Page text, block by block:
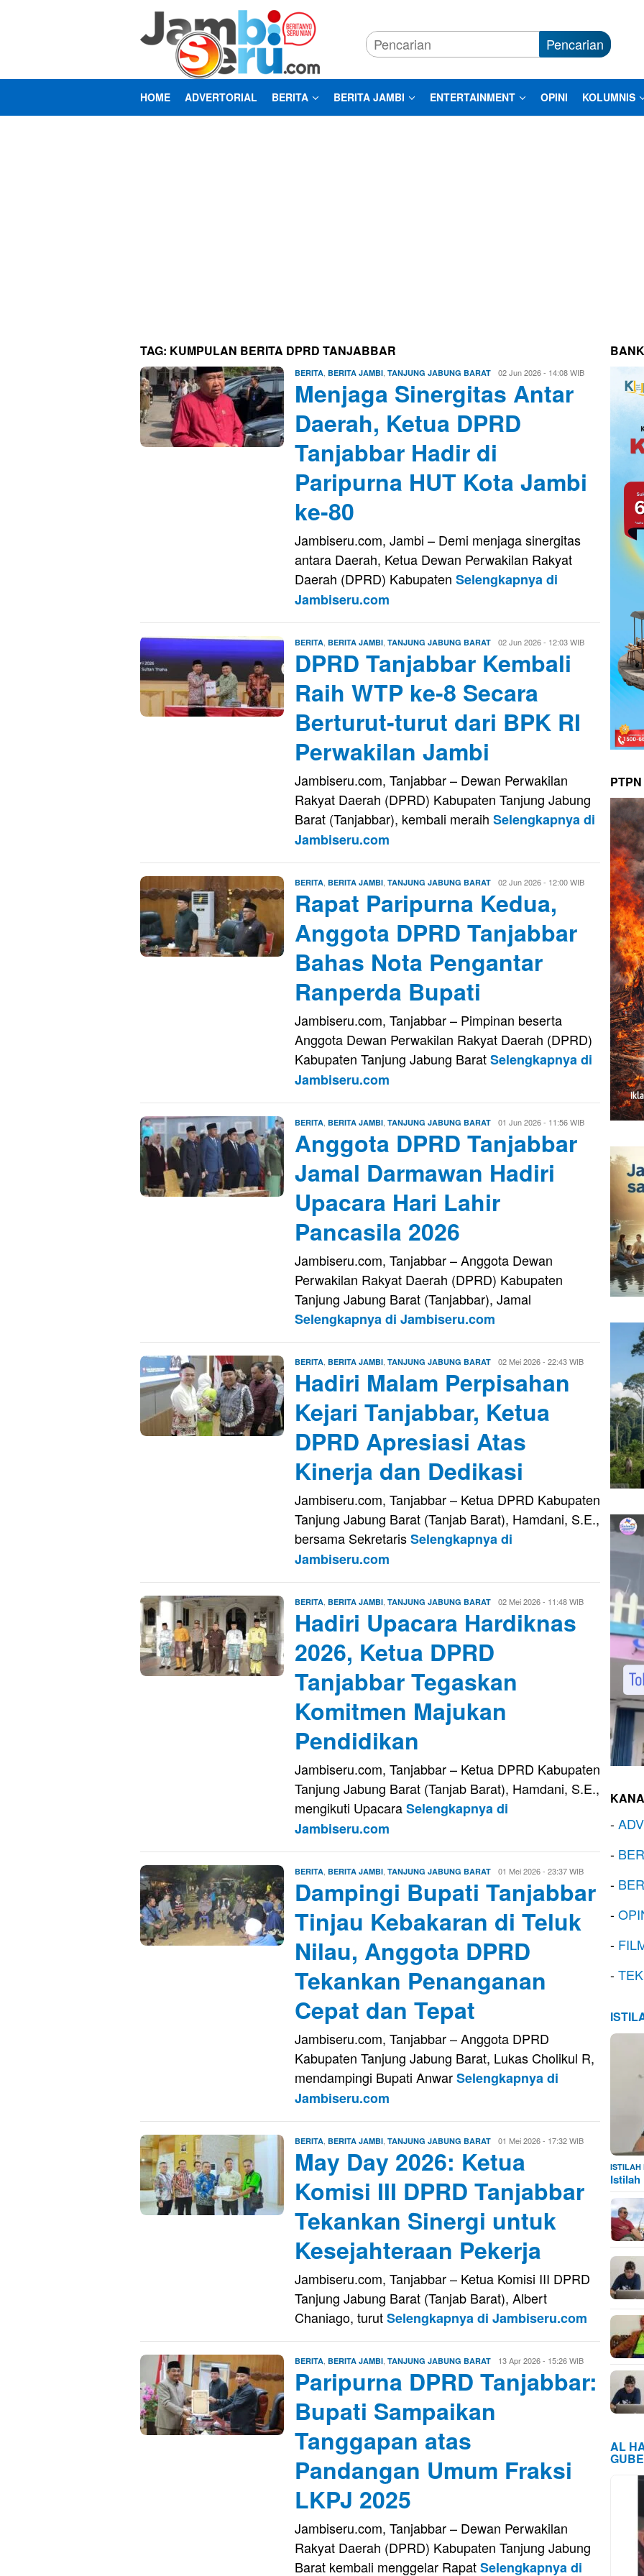
Pencarian
HOME ADVERTORIAL BERITA BERITA JAMBI ENTERTAINMENT OPINI KOLUMNIS
TAG: KUMPULAN BERITA DPRD TANJABBAR
BERITA BERITA JAMBI TANJUNG JABUNG BARAT Firman
02 Jun 2026 - 14:08 WIB
Menjaga Sinergitas Antar
Daerah, Ketua DPRD
Tanjabbar Hadir di
Paripurna HUT Kota Jambi
ke-80
Jambiseru.com, Jambi – Demi menjaga sinergitas
antara Daerah, Ketua Dewan Perwakilan Rakyat
Daerah (DPRD) Kabupaten Selengkapnya di
Jambiseru.com
BERITA BERITA JAMBI TANJUNG JABUNG BARAT Firman
Saputra
02 Jun 2026 - 12:03 WIB
DPRD Tanjabbar Kembali
Raih WTP ke-8 Secara
Berturut-turut dari BPK RI
Perwakilan Jambi
Jambiseru.com, Tanjabbar – Dewan Perwakilan
Rakyat Daerah (DPRD) Kabupaten Tanjung Jabung
Barat (Tanjabbar), kembali meraih Selengkapnya di
Jambiseru.com
BERITA BERITA JAMBI TANJUNG JABUNG BARAT Firman
Saputra
02 Jun 2026 - 12:00 WIB
Rapat Paripurna Kedua,
Anggota DPRD Tanjabbar
Bahas Nota Pengantar
Ranperda Bupati
Jambiseru.com, Tanjabbar – Pimpinan beserta
Anggota Dewan Perwakilan Rakyat Daerah (DPRD)
Kabupaten Tanjung Jabung BaratSelengkapnya di
Jambiseru.com
BERITA BERITA JAMBI TANJUNG JABUNG BARAT Firman
Saputra
01 Jun 2026 - 11:56 WIB
Anggota DPRD Tanjabbar
Jamal Darmawan Hadiri
Upacara Hari Lahir
Pancasila 2026
Jambiseru.com, Tanjabbar – Anggota Dewan
Perwakilan Rakyat Daerah (DPRD) Kabupaten
Tanjung Jabung Barat (Tanjabbar), Jamal
Selengkapnya di Jambiseru.com
BERITA BERITA JAMBI TANJUNG JABUNG BARAT Firman
Saputra
02 Mei 2026 - 22:43 WIB
Hadiri Malam Perpisahan
Kejari Tanjabbar, Ketua
DPRD Apresiasi Atas
Kinerja dan Dedikasi
Jambiseru.com, Tanjabbar – Ketua DPRD Kabupaten
Tanjung Jabung Barat (Tanjab Barat), Hamdani, S.E.,
bersama SekretarisSelengkapnya di
Jambiseru.com
BERITA BERITA JAMBI TANJUNG JABUNG BARAT Firman
Saputra
02 Mei 2026 - 11:48 WIB
Hadiri Upacara Hardiknas
2026, Ketua DPRD
Tanjabbar Tegaskan
Komitmen Majukan
Pendidikan
Jambiseru.com, Tanjabbar – Ketua DPRD Kabupaten
Tanjung Jabung Barat (Tanjab Barat), Hamdani, S.E.,
mengikuti UpacaraSelengkapnya di
Jambiseru.com
BERITA BERITA JAMBI TANJUNG JABUNG BARAT Firman
Saputra
01 Mei 2026 - 23:37 WIB
Dampingi Bupati Tanjabbar
Tinjau Kebakaran di Teluk
Nilau, Anggota DPRD
Tekankan Penanganan
Cepat dan Tepat
Jambiseru.com, Tanjabbar – Anggota DPRD
Kabupaten Tanjung Jabung Barat, Lukas Cholikul R,
mendampingi Bupati AnwarSelengkapnya di
Jambiseru.com
BERITA BERITA JAMBI TANJUNG JABUNG BARAT Firman
01 Mei 2026 - 17:32 WIB
May Day 2026: Ketua
Komisi III DPRD Tanjabbar
Tekankan Sinergi untuk
Kesejahteraan Pekerja
Jambiseru.com, Tanjabbar – Ketua Komisi III DPRD
Tanjung Jabung Barat (Tanjab Barat), Albert
Chaniago, turutSelengkapnya di Jambiseru.com
BERITA BERITA JAMBI TANJUNG JABUNG BARAT Firman
Saputra
13 Apr 2026 - 15:26 WIB
Paripurna DPRD Tanjabbar:
Bupati Sampaikan
Tanggapan atas
Pandangan Umum Fraksi
LKPJ 2025
Jambiseru.com, Tanjabbar – Dewan Perwakilan
Rakyat Daerah (DPRD) Kabupaten Tanjung Jabung
Barat kembali menggelar RapatSelengkapnya di
-
-
-
-
-
-
ISTILAH
Istilah
AL